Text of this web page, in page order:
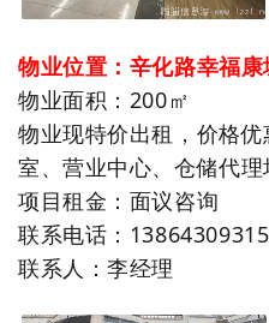
物业位置：辛化路幸福
物业面积：200㎡
物业现特价出租，价格
室、营业中心、仓储代
项目租金：面议咨询
联系电话：13864309315
联系人：李经理